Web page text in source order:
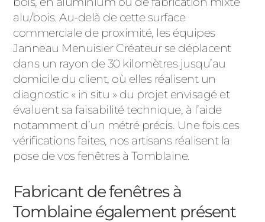
alu/bois. Au-delà de cette surface
commerciale de proximité, les équipes
Janneau Menuisier Créateur se déplacent
dans un rayon de 30 kilomètres jusqu’au
domicile du client, où elles réalisent un
diagnostic « in situ » du projet envisagé et
évaluent sa faisabilité technique, à l’aide
notamment d’un métré précis. Une fois ces
vérifications faites, nos artisans réalisent la
pose de vos fenêtres à Tomblaine.
Fabricant de fenêtres à
Tomblaineégalement présent